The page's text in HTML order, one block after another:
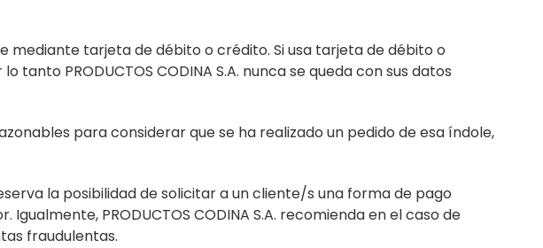
tarjeta de débito o crédito. Si usa tarjeta de débito o
PRODUCTOS CODINA S.A. nunca se queda con sus datos
para considerar que se ha realizado un pedido de esa índole,
la posibilidad de solicitar a un cliente/s una forma de pago
PRODUCTOS CODINA S.A. recomienda en el caso de
fraudulentas.